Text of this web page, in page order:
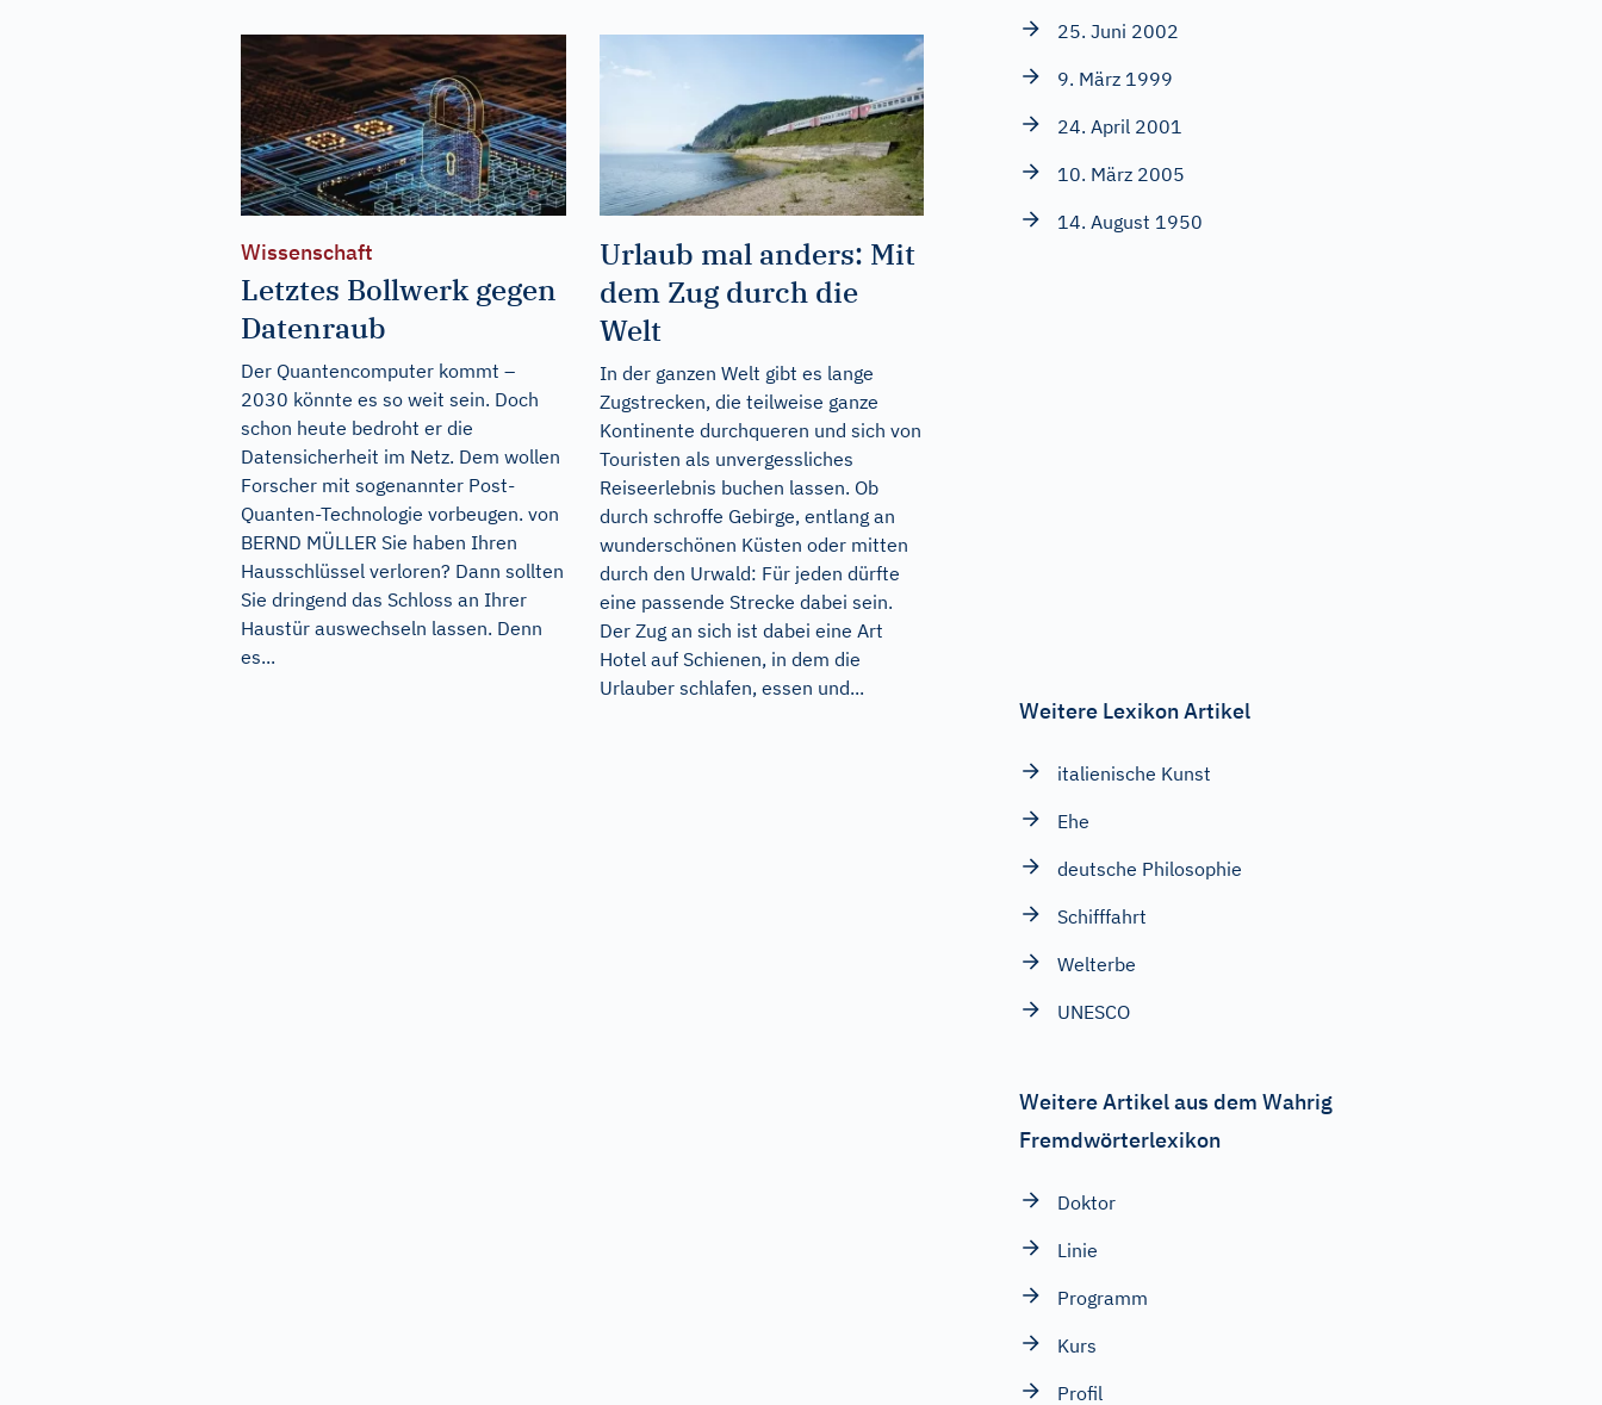
Wissenschaft
Letztes Bollwerk gegen
Datenraub
Der Quantencomputer kommt –
2030 könnte es so weit sein. Doch
schon heute bedroht er die
Datensicherheit im Netz. Dem wollen
Forscher mit sogenannter Post-
Quanten-Technologie vorbeugen. von
BERND MÜLLER Sie haben Ihren
Hausschlüssel verloren? Dann sollten
Sie dringend das Schloss an Ihrer
Haustür auswechseln lassen. Denn
es...
Urlaub mal anders: Mit
dem Zug durch die
Welt
In der ganzen Welt gibt es lange
Zugstrecken, die teilweise ganze
Kontinente durchqueren und sich von
Touristen als unvergessliches
Reiseerlebnis buchen lassen. Ob
durch schroffe Gebirge, entlang an
wunderschönen Küsten oder mitten
durch den Urwald: Für jeden dürfte
eine passende Strecke dabei sein.
Der Zug an sich ist dabei eine Art
Hotel auf Schienen, in dem die
Urlauber schlafen, essen und...
25. Juni 2002
9. März 1999
24. April 2001
10. März 2005
14. August 1950
Weitere Lexikon Artikel
italienische Kunst
Ehe
deutsche Philosophie
Schifffahrt
Welterbe
UNESCO
Weitere Artikel aus dem Wahrig
Fremdwörterlexikon
Doktor
Linie
Programm
Kurs
Profil